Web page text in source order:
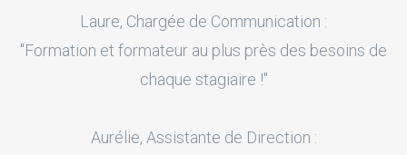
Laure, Chargée de Communication :
"Formation et formateur au plus près des besoins de
chaque stagiaire !"
Aurélie, Assistante de Direction :